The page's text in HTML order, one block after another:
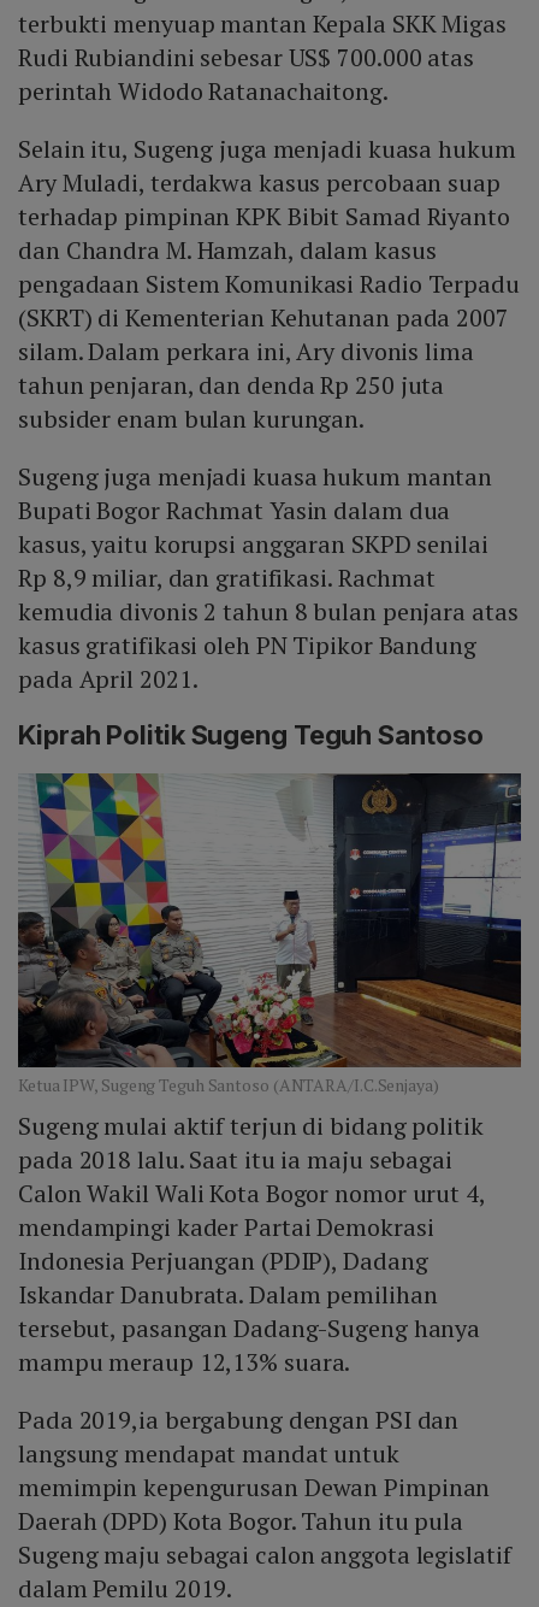
terbukti menyuap mantan Kepala SKK Migas
Rudi Rubiandini sebesar US$ 700.000 atas
perintah Widodo Ratanachaitong.
Selain itu, Sugeng juga menjadi kuasa hukum
Ary Muladi, terdakwa kasus percobaan suap
terhadap pimpinan KPK Bibit Samad Riyanto
dan Chandra M. Hamzah, dalam kasus
pengadaan Sistem Komunikasi Radio Terpadu
(SKRT) di Kementerian Kehutanan pada 2007
silam. Dalam perkara ini, Ary divonis lima
tahun penjaran, dan denda Rp 250 juta
subsider enam bulan kurungan.
Sugeng juga menjadi kuasa hukum mantan
Bupati Bogor Rachmat Yasin dalam dua
kasus, yaitu korupsi anggaran SKPD senilai
Rp 8,9 miliar, dan gratifikasi. Rachmat
kemudia divonis 2 tahun 8 bulan penjara atas
kasus gratifikasi oleh PN Tipikor Bandung
pada April 2021.
Kiprah Politik Sugeng Teguh Santoso
Ketua IPW, Sugeng Teguh Santoso (ANTARA/I.C.Senjaya)
Sugeng mulai aktif terjun di bidang politik
pada 2018 lalu. Saat itu ia maju sebagai
Calon Wakil Wali Kota Bogor nomor urut 4,
mendampingi kader Partai Demokrasi
Indonesia Perjuangan (PDIP), Dadang
Iskandar Danubrata. Dalam pemilihan
tersebut, pasangan Dadang-Sugeng hanya
mampu meraup 12,13% suara.
Pada 2019,ia bergabung dengan PSI dan
langsung mendapat mandat untuk
memimpin kepengurusan Dewan Pimpinan
Daerah (DPD) Kota Bogor. Tahun itu pula
Sugeng maju sebagai calon anggota legislatif
dalam Pemilu 2019.